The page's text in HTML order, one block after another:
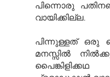
പിന്നൊരു
വായിക്കില്ല.
പിന്നുള്ളത് ഒരു
മനസ്സില്‍